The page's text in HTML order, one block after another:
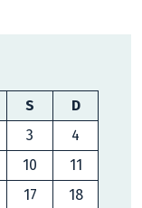
S
D
3
4
10
11
17
18